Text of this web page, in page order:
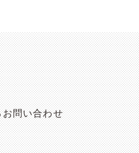
問い合わせ